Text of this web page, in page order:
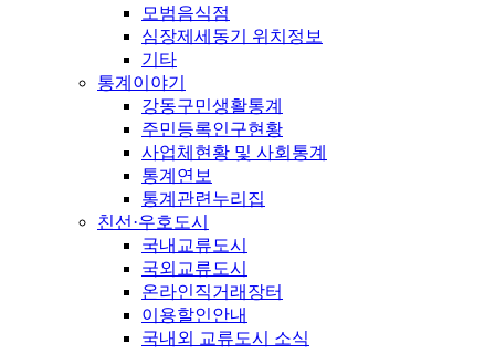
모범음식점
심장제세동기 위치정보
기타
통계이야기
강동구민생활통계
주민등록인구현황
사업체현황 및 사회통계
통계연보
통계관련누리집
친선·우호도시
국내교류도시
국외교류도시
온라인직거래장터
이용할인안내
국내외 교류도시 소식